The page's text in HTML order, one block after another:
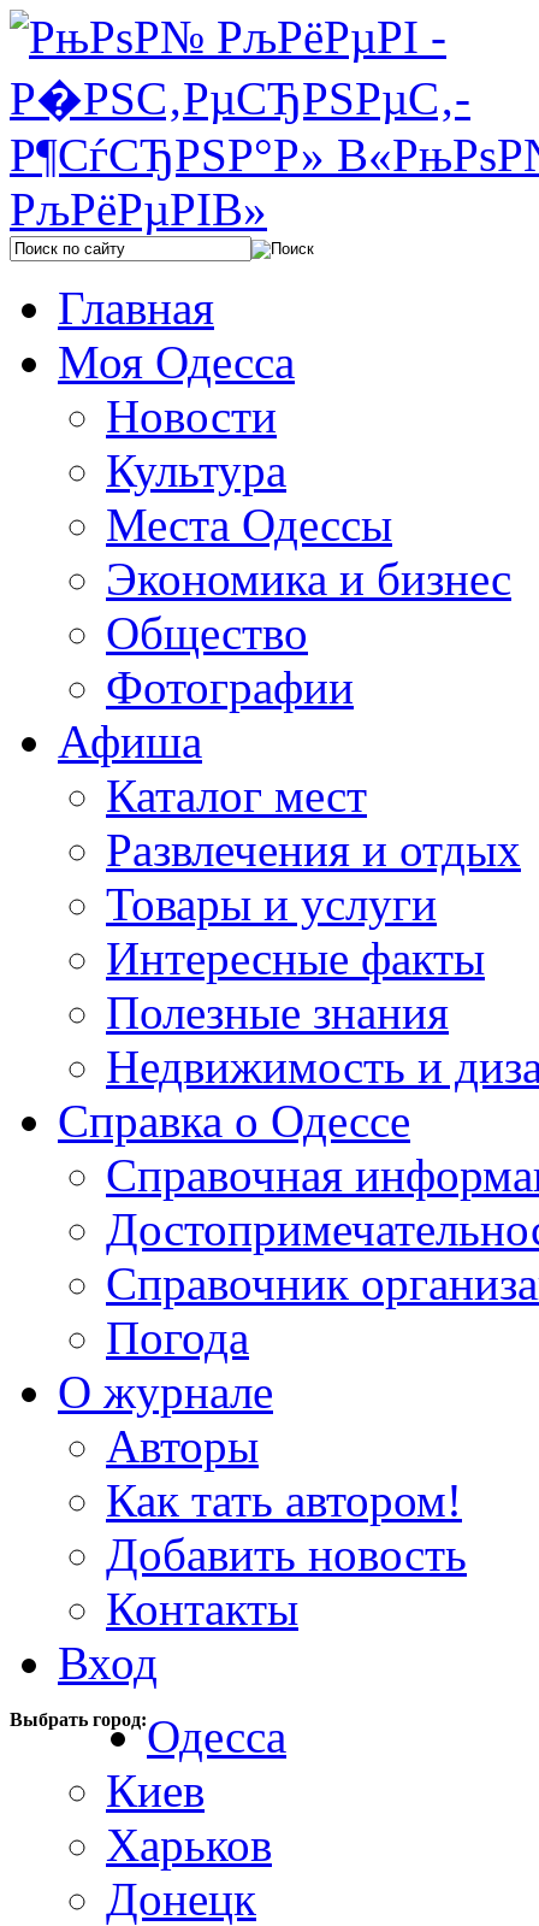
Главная
Моя Одесса
Новости
Культура
Места Одессы
Экономика и бизнес
Общество
Фотографии
Афиша
Каталог мест
Развлечения и отдых
Товары и услуги
Интересные факты
Полезные знания
Недвижимость и
Справка о Одессе
Справочная
Справочник
Погода
О журнале
Авторы
Как тать автором!
Добавить новость
Контакты
Вход
Выбрать город:Одесса
Киев
Харьков
Донецк